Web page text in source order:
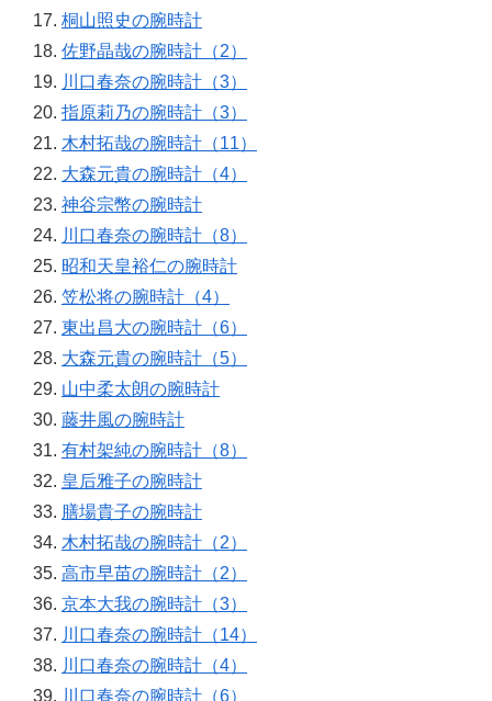
桐山照史の腕時計
佐野晶哉の腕時計（2）
川口春奈の腕時計（3）
指原莉乃の腕時計（3）
木村拓哉の腕時計（11）
大森元貴の腕時計（4）
神谷宗幣の腕時計
川口春奈の腕時計（8）
昭和天皇裕仁の腕時計
笠松将の腕時計（4）
東出昌大の腕時計（6）
大森元貴の腕時計（5）
山中柔太朗の腕時計
藤井風の腕時計
有村架純の腕時計（8）
皇后雅子の腕時計
膳場貴子の腕時計
木村拓哉の腕時計（2）
高市早苗の腕時計（2）
京本大我の腕時計（3）
川口春奈の腕時計（14）
川口春奈の腕時計（4）
川口春奈の腕時計（6）